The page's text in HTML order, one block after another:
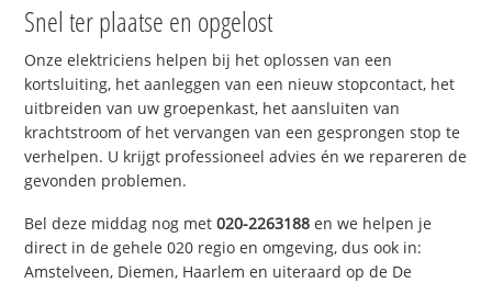
Snel ter plaatse en opgelost
Onze elektriciens helpen bij het oplossen van een
kortsluiting, het aanleggen van een nieuw stopcontact, het
uitbreiden van uw groepenkast, het aansluiten van
krachtstroom of het vervangen van een gesprongen stop te
verhelpen. U krijgt professioneel advies én we repareren de
gevonden problemen.
Bel deze middag nog met020-2263188 en we helpen je
direct in de gehele 020 regio en omgeving, dus ook in:
Amstelveen, Diemen, Haarlem en uiteraard op de De